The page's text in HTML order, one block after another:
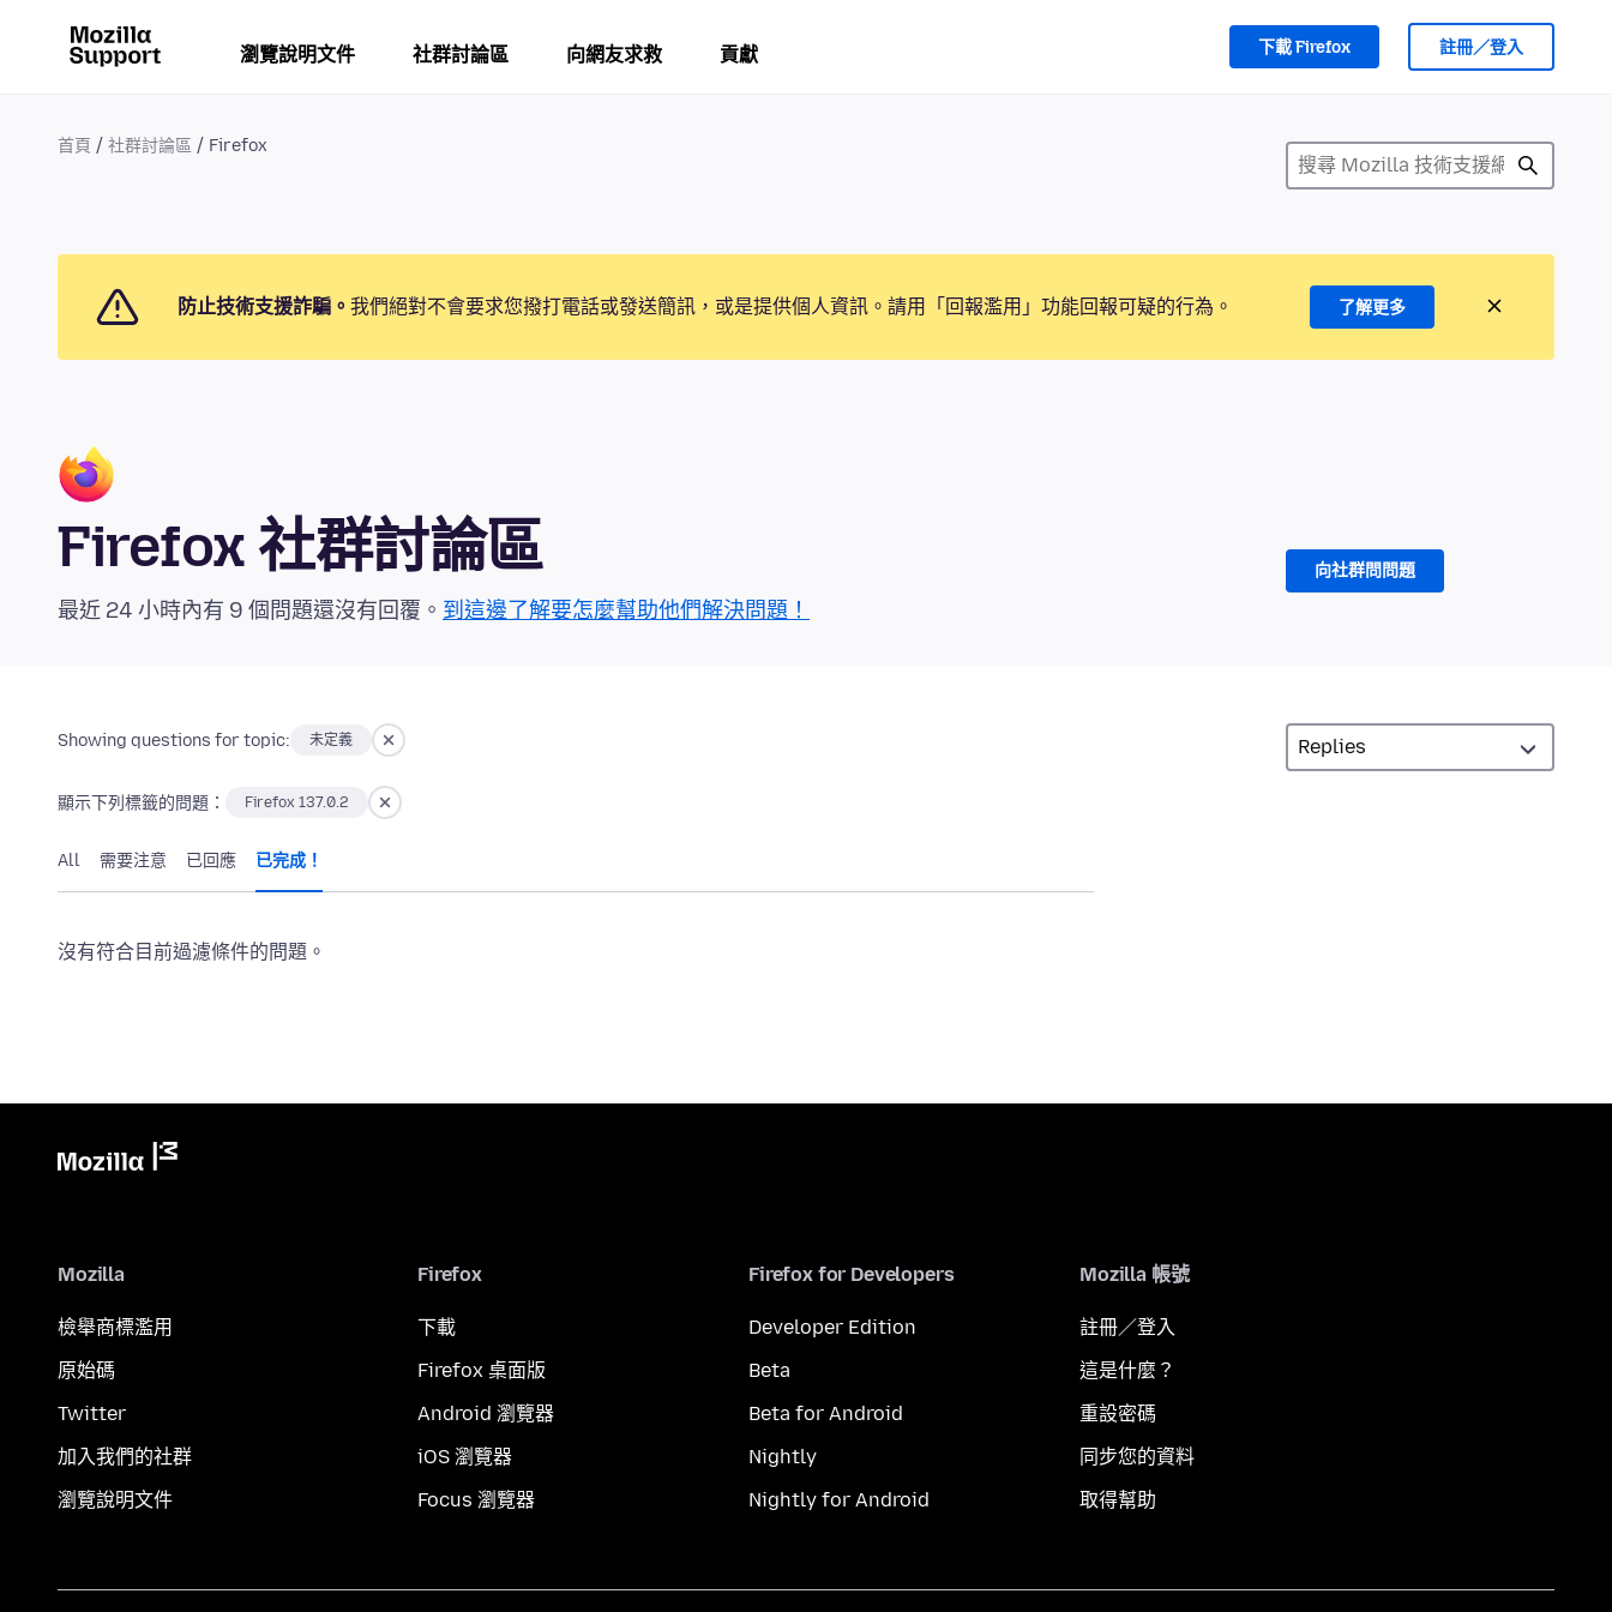
瀏覽說明文件 社群討論區 向網友求救 貢獻 下載 Firefox 註冊／登入
首頁 社群討論區 Firefox
防止技術支援詐騙。 我們絕對不會要求您撥打電話或發送簡訊，或是提供個人資訊。請用「回報濫用」功能回報可疑的行為。 了解更多
Firefox 社群討論區
最近 24 小時內有 9 個問題還沒有回覆。 到這邊了解要怎麼幫助他們解決問題！
向社群問問題
Showing questions for topic: 未定義
顯示下列標籤的問題： Firefox 137.0.2
All 需要注意 已回應 已完成！
沒有符合目前過濾條件的問題。
Mozilla
檢舉商標濫用
原始碼
Twitter
加入我們的社群
瀏覽說明文件
Firefox
下載
Firefox 桌面版
Android 瀏覽器
iOS 瀏覽器
Focus 瀏覽器
Firefox for Developers
Developer Edition
Beta
Beta for Android
Nightly
Nightly for Android
Mozilla 帳號
註冊／登入
這是什麼？
重設密碼
同步您的資料
取得幫助